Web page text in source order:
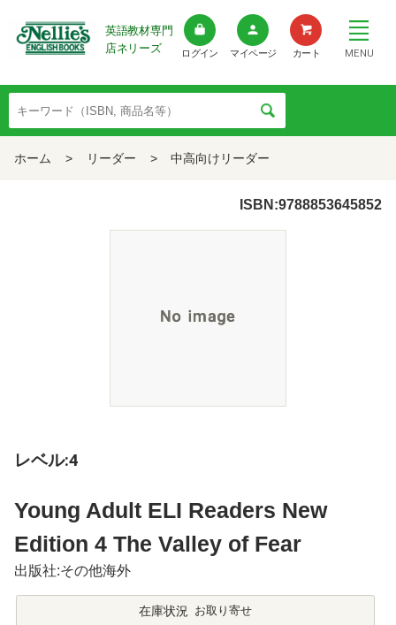
英語教材専門
店ネリーズ
ログイン マイページ カート MENU
ホーム > リーダー > 中高向けリーダー
ISBN:9788853645852
レベル:4
Young Adult ELI Readers New
Edition 4 The Valley of Fear
出版社:その他海外
在庫状況 お取り寄せ